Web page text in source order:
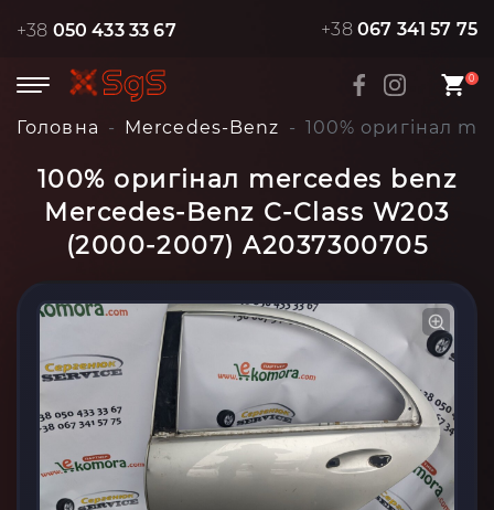
+38 050 433 33 67 +38 067 341 57 75
0
Головна Mercedes-Benz 100% оригінал
100% оригінал mercedes benz
Mercedes-Benz C-Class W203
(2000-2007) A2037300705